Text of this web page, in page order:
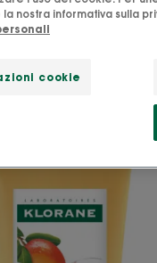
afro e
la nostra informativa sulla
cookie